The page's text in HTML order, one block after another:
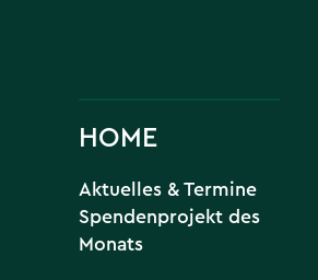
HOME
Aktuelles & Termine
Spendenprojekt des
Monats